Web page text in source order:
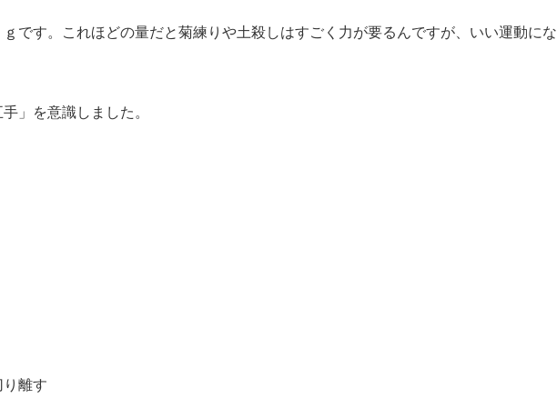
です。これほどの量だと菊練りや土殺しはすごく力が要るんですが、いい運動にな
」を意識しました。
り離す